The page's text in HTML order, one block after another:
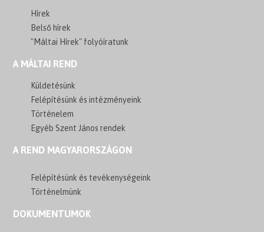
Hírek
Belső hírek
"Máltai Hírek" folyóíratunk
A MÁLTAI REND
Küldetésünk
Felépítésünk és intézményeink
Történelem
Egyéb Szent János rendek
A REND MAGYARORSZÁGON
Felépítésünk és tevékenységeink
Történelmünk
DOKUMENTUMOK